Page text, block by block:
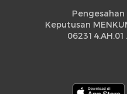
Keputusan